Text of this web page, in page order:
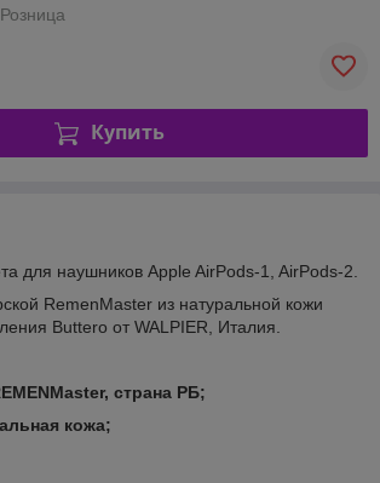
Розница
Купить
для наушников Apple AirPods-1, AirPods-2.
RemenMaster из натуральной кожи
Buttero от WALPIER, Италия.
страна РБ;
кожа;